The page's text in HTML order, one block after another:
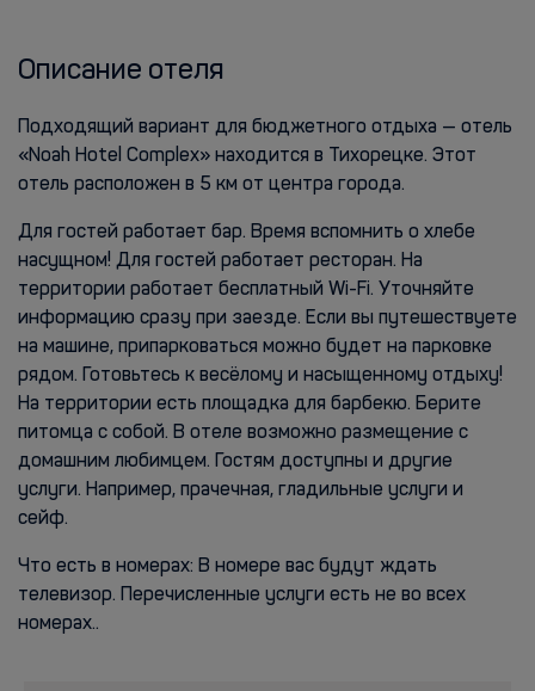
Описание отеля
Подходящий вариант для бюджетного отдыха — отель
«Noah Hotel Complex» находится в Тихорецке. Этот
отель расположен в 5 км от центра города.
Для гостей работает бар. Время вспомнить о хлебе
насущном! Для гостей работает ресторан. На
территории работает бесплатный Wi-Fi. Уточняйте
информацию сразу при заезде. Если вы путешествуете
на машине, припарковаться можно будет на парковке
рядом. Готовьтесь к весёлому и насыщенному отдыху!
На территории есть площадка для барбекю. Берите
питомца с собой. В отеле возможно размещение с
домашним любимцем. Гостям доступны и другие
услуги. Например, прачечная, гладильные услуги и
сейф.
Что есть в номерах: В номере вас будут ждать
телевизор. Перечисленные услуги есть не во всех
номерах..